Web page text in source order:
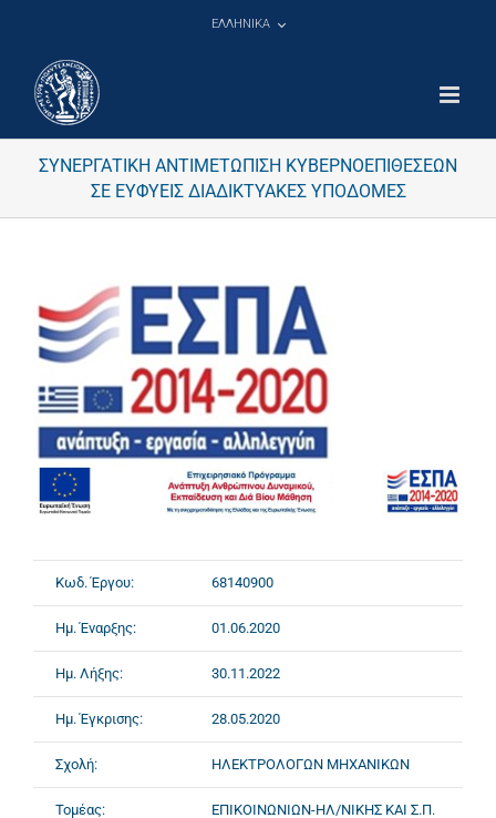
ΕΛΛΗΝΙΚΑ
ΣΥΝΕΡΓΑΤΙΚΗ ΑΝΤΙΜΕΤΩΠΙΣΗ ΚΥΒΕΡΝΟΕΠΙΘΕΣΕΩΝ
ΣΕ ΕΥΦΥΕΙΣ ΔΙΑΔΙΚΤΥΑΚΕΣ ΥΠΟΔΟΜΕΣ
Κωδ. Έργου: 68140900
Ημ. Έναρξης: 01.06.2020
Ημ. Λήξης: 30.11.2022
Ημ. Έγκρισης: 28.05.2020
Σχολή: ΗΛΕΚΤΡΟΛΟΓΩΝ ΜΗΧΑΝΙΚΩΝ
Τομέας: ΕΠΙΚΟΙΝΩΝΙΩΝ-ΗΛ/ΝΙΚΗΣ ΚΑΙ Σ.Π.